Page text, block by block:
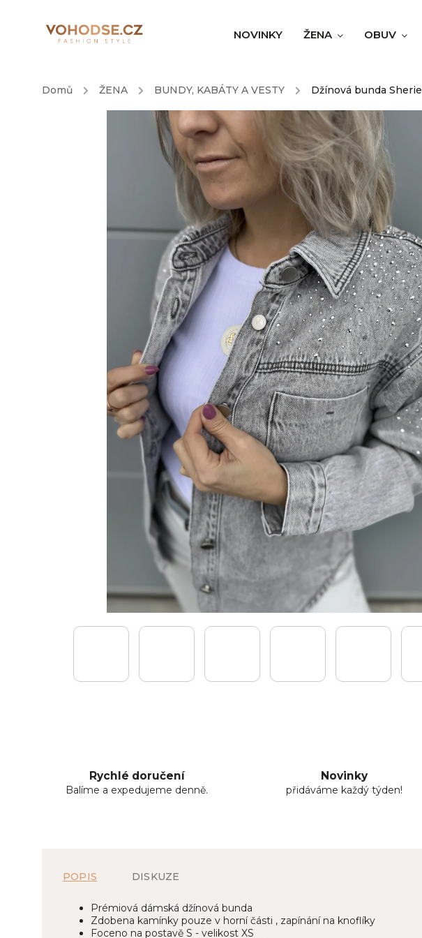
NOVINKY ŽENA OBUV
Domů / ŽENA / BUNDY, KABÁTY A VESTY / Džínová bunda Sherie
Rychlé doručení
Balíme a expedujeme denně.
Novinky
přidáváme každý týden!
POPIS DISKUZE
Prémiová dámská džínová bunda
Zdobena kamínky pouze v horní části , zapínání na knoflíky
Foceno na postavě S - velikost XS